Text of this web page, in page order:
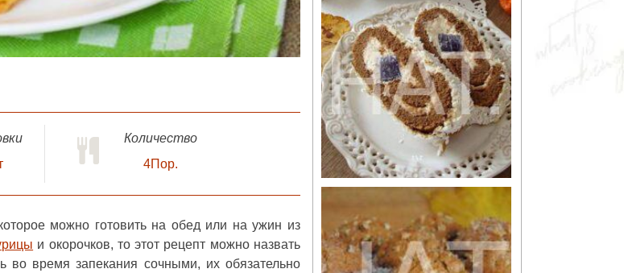
Количество
4Пор.
можно готовить на обед или на ужин из
и окорочков, то этот рецепт можно назвать
во время запекания сочными, их обязательно